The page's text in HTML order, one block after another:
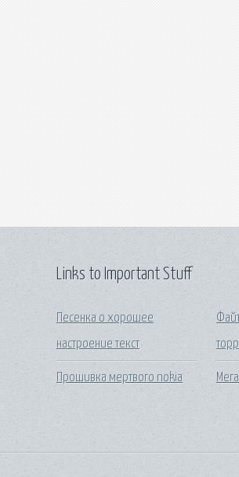
Links to Important Stuff
Песенка о хорошее
настроение текст
Прошивка мертвого nokia